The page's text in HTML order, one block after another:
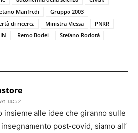
Manfredi
Gruppo 2003
di ricerca Ministra Messa
PNRR
Remo Bodei Stefano Rodotà
14:52
insieme alle idee che giranno sulle
post-covid, siamo all’